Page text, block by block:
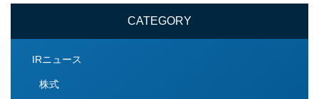
CATEGORY
IRニュース
株式